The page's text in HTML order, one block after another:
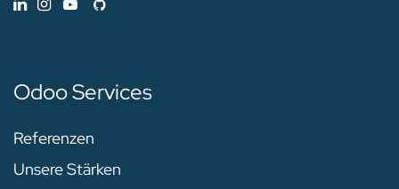
Odoo Services
Referenzen
Unsere Stärken